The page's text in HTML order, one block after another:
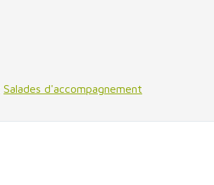
Salades d'accompagnement